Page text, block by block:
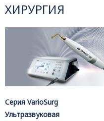
ХИРУРГИЯ
Серия VarioSurg
Ультразвуковая